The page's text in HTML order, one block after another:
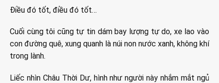
Điều đó tốt, điều đó tốt…
Cuối cùng tôi cũng tự tin dám bay lượng tự do, xe lao vào
con đường quê, xung quanh là núi non nước xanh, không khí
trong lành.
Liếc nhìn Châu Thời Dư, hình như người này nhắm mắt ngủ